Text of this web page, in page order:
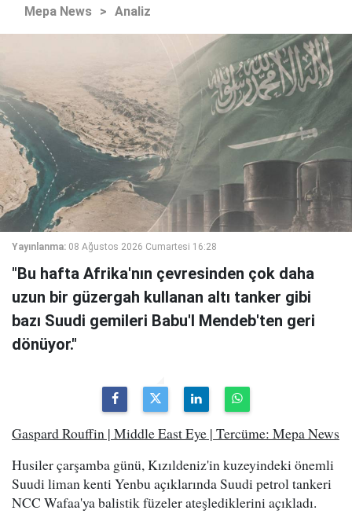
Mepa News > Analiz
Yayınlanma: 08 Ağustos 2026 Cumartesi 16:28
"Bu hafta Afrika'nın çevresinden çok daha
uzun bir güzergah kullanan altı tanker gibi
bazı Suudi gemileri Babu'l Mendeb'ten geri
dönüyor."
Gaspard Rouffin | Middle East Eye | Tercüme: Mepa News
Husiler çarşamba günü, Kızıldeniz'in kuzeyindeki önemli
Suudi liman kenti Yenbu açıklarında Suudi petrol tankeri
NCC Wafaa'ya balistik füzeler ateşlediklerini açıkladı.